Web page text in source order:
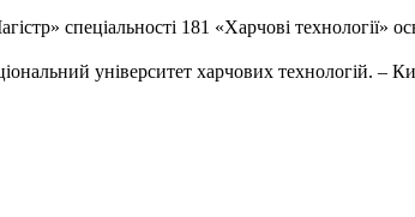
спеціальності 181 «Харчові технології»
університет харчових технологій. –